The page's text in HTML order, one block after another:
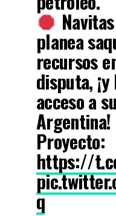
planea
recursos
disputa,
acceso a
Argentina!
Proyecto:
https://
q